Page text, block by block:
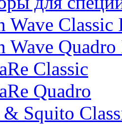
Wave
Wave
Classic
Quadro
& Squito